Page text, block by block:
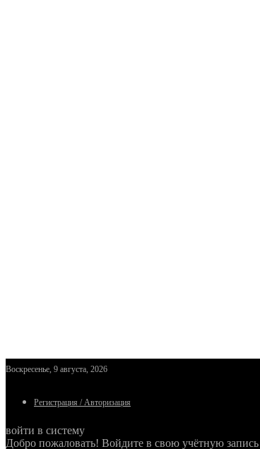
Воскресенье, 9 августа, 2026
Регистрация / Авторизация
войти в систему
Добро пожаловать! Войдите в свою учётную запись